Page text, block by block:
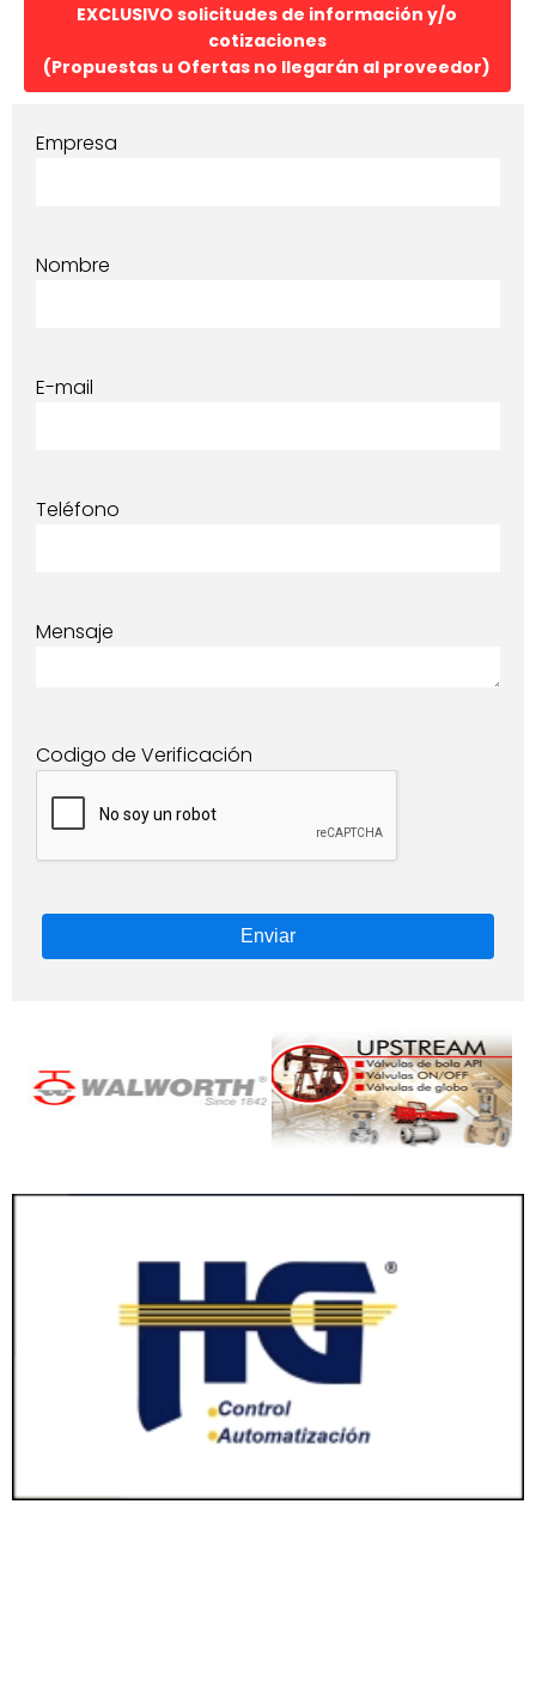
EXCLUSIVO solicitudes de información y/o
cotizaciones
(Propuestas u Ofertas no llegarán al proveedor)
Empresa
Nombre
E-mail
Teléfono
Mensaje
Codigo de Verificación
Enviar